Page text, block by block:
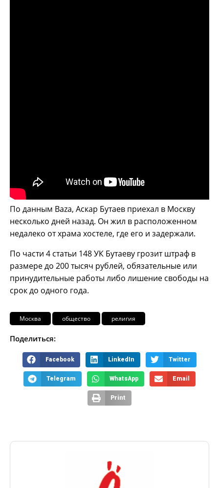
По данным Baza, Аскар Бутаев приехал в Москву
несколько дней назад. Он жил в расположенном
недалеко от храма хостеле, где его и задержали.
По части 4 статьи 148 УК Бутаеву грозит штраф в
размере до 200 тысяч рублей, обязательные или
принудительные работы либо лишение свободы на
срок до одного года.
Москва общество религия
Поделиться:
Facebook LinkedIn Twitter
Telegram WhatsApp Email
Print